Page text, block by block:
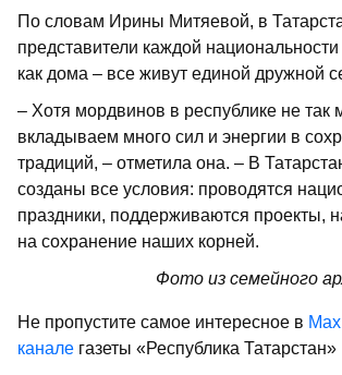
По словам Ирины Митяевой, в
представители каждой национальности
как дома – все живут единой дружной
– Хотя мордвинов в республике не так
вкладываем много сил и энергии в
традиций, – отметила она. – В
созданы все условия: проводятся
праздники, поддерживаются проекты,
на сохранение наших корней.
Фото из семейного
Не пропустите самое интересное в Max
канале газеты «Республика Татарстан»